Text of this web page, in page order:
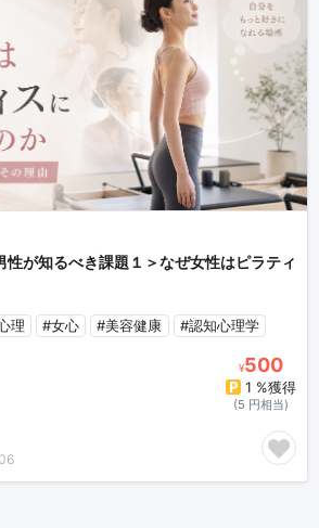
性が知るべき課題１＞なぜ女性はピラティ
理 #女心 #美容健康 #認知心理学
¥500
1 %獲得
(5 円相当)